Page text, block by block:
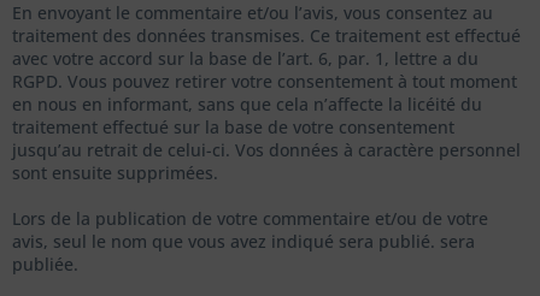
En envoyant le commentaire et/ou l’avis, vous consentez au
traitement des données transmises. Ce traitement est effectué
avec votre accord sur la base de l’art. 6, par. 1, lettre a du
RGPD. Vous pouvez retirer votre consentement à tout moment
en nous en informant, sans que cela n’affecte la licéité du
traitement effectué sur la base de votre consentement
jusqu’au retrait de celui-ci. Vos données à caractère personnel
sont ensuite supprimées.
Lors de la publication de votre commentaire et/ou de votre
avis, seul le nom que vous avez indiqué sera publié. sera
publiée.